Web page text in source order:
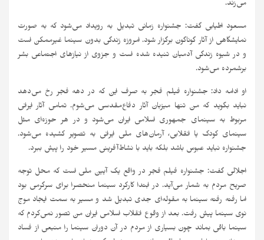
می‌زند.
مسعود اطیابی گفت: جشنواره زمانی تبدیل به رویداد می‌شود که به صورت
نمایشگاهی از آثار گوناگون برگزار شود. امروزه زندگی بدون سینما غیرممکن است
و در شیوه زندگی آدمیان تنیده شده است و جزوی از نیازهای اجتماعی بشر
برشمرده می‌شود.
او ادامه داد: جشنواره فیلم فجر به صرف این که در دهه فجر رخ می‌دهد
نباید بگوید که من تنها میزبان آثار دفاع‌مقدسی می‌شوم. تمامی آثار ایرانی
مربوط به سینمای جمهوری اسلامی ایران می‌شود و در هر حوزه‌ای مثل
سینمای کودک یا انقلابی، آرمان‌های ملی ایرانی به تصویر کشیده می‌شود.
جشنواره نباید عبوس باشد بلکه باید با نشاط‌آفرینی مسیر خود را پیش ببرد.
اجلالی گفت: جشنواره فیلم فجر در واقع یک آیین ملی است که محل توجه
صریح مردم به شمار می‌آید. در ابتدا کارکرد سینما منحصرا برای سرگرمی بود
اما رفته رفته سینما به مقوله‌ای جدی تبدیل شد و مسیر به سمت ایجاد موج
نوی سینما پیش رفت. بعد از وقوع انقلاب اسلامی ایران من تصور نمی‌کردم که
سینما باقی بماند چون بسیاری از مردم در آن دوران سینما را منبعی از فساد